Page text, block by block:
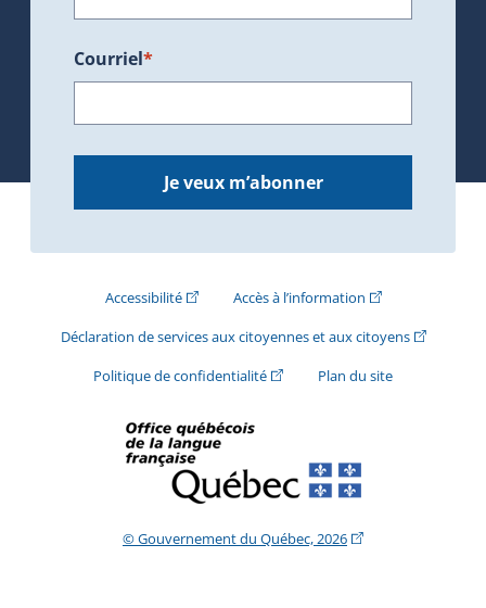
Courriel*
Je veux m’abonner
Accessibilité(Cet hyperlien externe s'ouvrira dans une
Accès à l’information(Cet hyperlien
Déclaration de services aux citoyennes et aux citoyens(Cet
Politique de confidentialité(Cet hyperlien externe s'ouvrira
Plan du site
© Gouvernement du Québec, 2026(Cet hyperlien